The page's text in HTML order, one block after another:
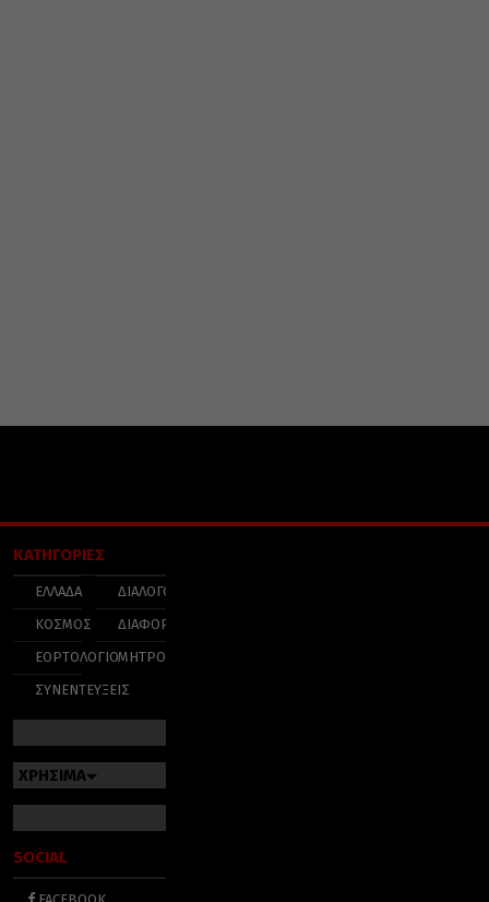
ΚΑΤΗΓΟΡΙΕΣ
ΕΛΛΑΔΑ
ΚΟΣΜΟΣ
ΕΟΡΤΟΛΟΓΙΟ
ΣΥΝΕΝΤΕΥΞΕΙΣ
ΔΙΑΛΟΓΟΣ
ΔΙΑΦΟΡΑ
ΜΗΤΡΟΠΟΛΕΙΣ
ΧΡΗΣΙΜΑ
SOCIAL